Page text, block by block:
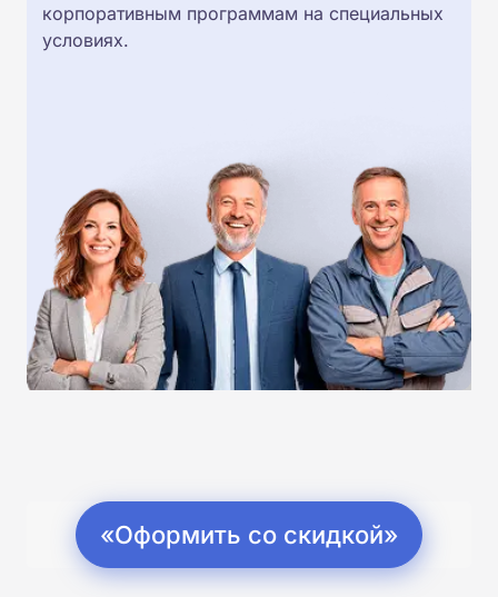
корпоративным программам на специальных
условиях.
«Оформить со скидкой»